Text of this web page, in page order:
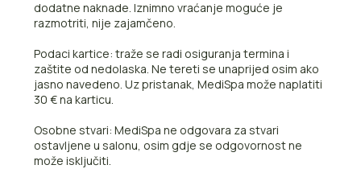
dodatne naknade. Iznimno vraćanje moguće je
razmotriti, nije zajamčeno.
Podaci kartice: traže se radi osiguranja termina i
zaštite od nedolaska. Ne tereti se unaprijed osim ako
jasno navedeno. Uz pristanak, MediSpa može naplatiti
30 € na karticu.
Osobne stvari: MediSpa ne odgovara za stvari
ostavljene u salonu, osim gdje se odgovornost ne
može isključiti.